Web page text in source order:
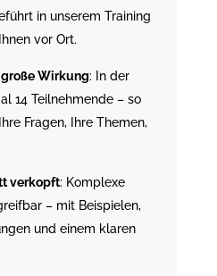
in unserem Training
vor Ort.
große Wirkung: In der
14 Teilnehmende – so
Fragen, Ihre Themen,
verkopft: Komplexe
– mit Beispielen,
und einem klaren